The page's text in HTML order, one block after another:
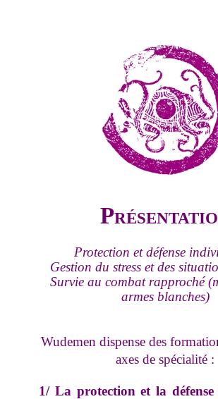
Protection et défense
Gestion du stress et des
Survie au combat rapproché
armes blanches)
Wudemen dispense des
axes de spécialité :
1/ La protection et la